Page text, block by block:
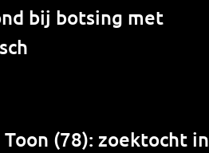
bij botsing met
(78): zoektocht in